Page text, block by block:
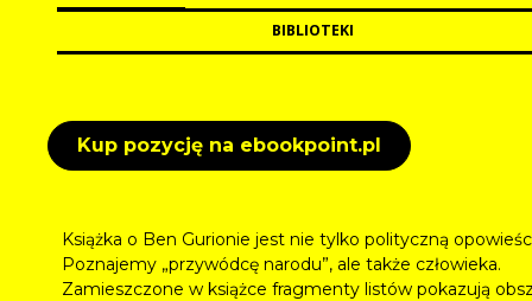
BIBLIOTEKI
Kup pozycję na ebookpoint.pl
Książka o Ben Gurionie jest nie tylko polityczną
Poznajemy „przywódcę narodu”, ale także człowieka.
Zamieszczone w książce fragmenty listów pokazują